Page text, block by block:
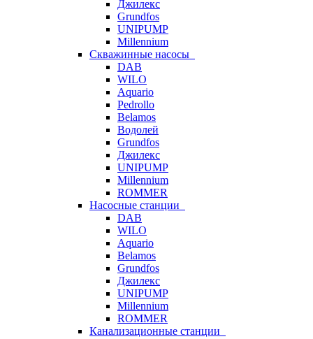
Джилекс
Grundfos
UNIPUMP
Millennium
Скважинные насосы
DAB
WILO
Aquario
Pedrollo
Belamos
Водолей
Grundfos
Джилекс
UNIPUMP
Millennium
ROMMER
Насосные станции
DAB
WILO
Aquario
Belamos
Grundfos
Джилекс
UNIPUMP
Millennium
ROMMER
Канализационные станции